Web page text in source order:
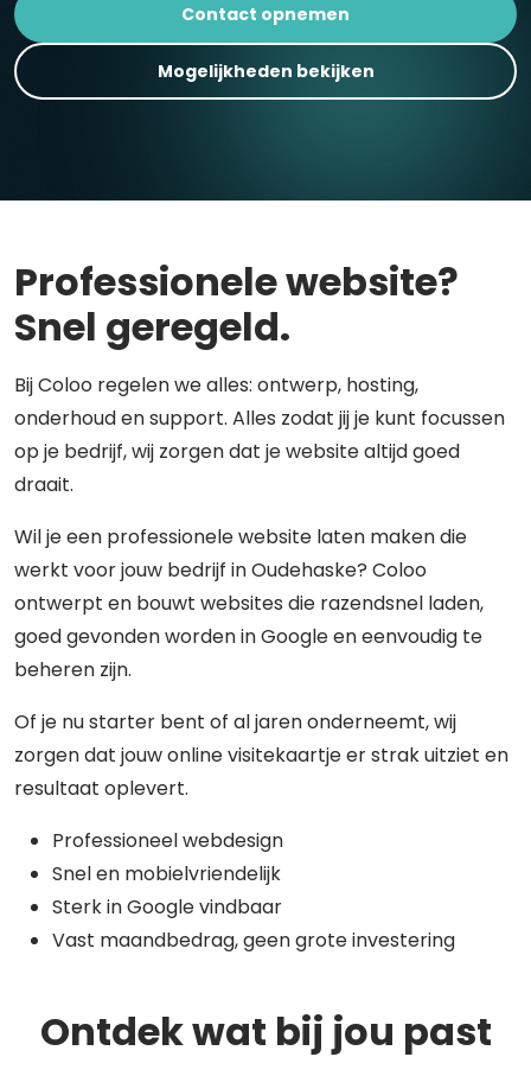
Contact opnemen
Mogelijkheden bekijken
Professionele website?
Snel geregeld.
Bij Coloo regelen we alles: ontwerp, hosting,
onderhoud en support. Alles zodat jij je kunt focussen
op je bedrijf, wij zorgen dat je website altijd goed
draait.
Wil je een professionele website laten maken die
werkt voor jouw bedrijf in Oudehaske? Coloo
ontwerpt en bouwt websites die razendsnel laden,
goed gevonden worden in Google en eenvoudig te
beheren zijn.
Of je nu starter bent of al jaren onderneemt, wij
zorgen dat jouw online visitekaartje er strak uitziet en
resultaat oplevert.
Professioneel webdesign
Snel en mobielvriendelijk
Sterk in Google vindbaar
Vast maandbedrag, geen grote investering
Ontdek wat bij jou past